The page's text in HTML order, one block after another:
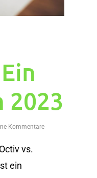
2023
Kommentare
vs.
ein